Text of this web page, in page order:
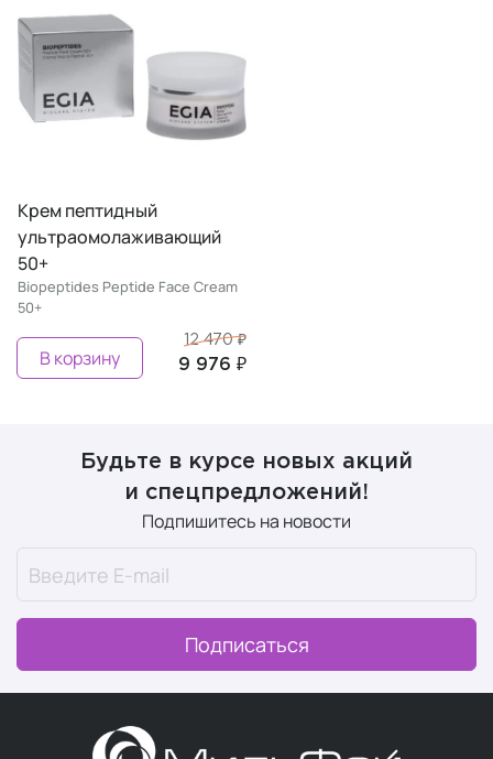
Крем пептидный
ультраомолаживающий
50+
Biopeptides Peptide Face Cream
50+
12 470 ₽
9 976 ₽
В корзину
Будьте в курсе новых акций
и спецпредложений!
Подпишитесь на новости
Подписаться